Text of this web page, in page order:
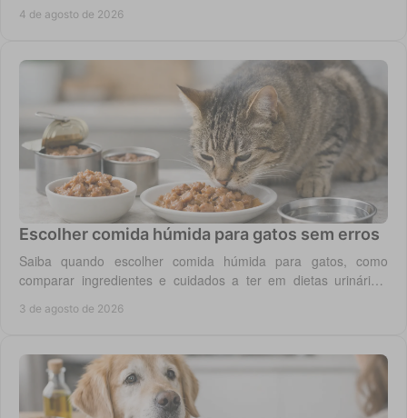
4 de agosto de 2026
Escolher comida húmida para gatos sem erros
Saiba quando escolher comida húmida para gatos, como
comparar ingredientes e cuidados a ter em dietas urinárias,
3 de agosto de 2026